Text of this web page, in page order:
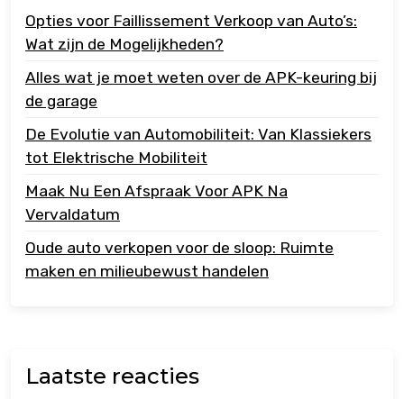
Opties voor Faillissement Verkoop van Auto’s:
Wat zijn de Mogelijkheden?
Alles wat je moet weten over de APK-keuring bij
de garage
De Evolutie van Automobiliteit: Van Klassiekers
tot Elektrische Mobiliteit
Maak Nu Een Afspraak Voor APK Na
Vervaldatum
Oude auto verkopen voor de sloop: Ruimte
maken en milieubewust handelen
Laatste reacties